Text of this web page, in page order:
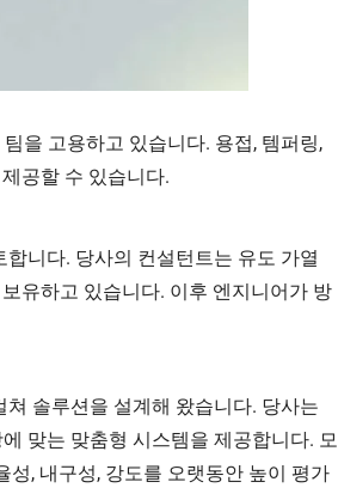
을 고용하고 있습니다. 용접, 템퍼링,
공할 수 있습니다.
니다. 당사의 컨설턴트는 유도 가열
유하고 있습니다. 이후 엔지니어가 방
솔루션을 설계해 왔습니다. 당사는
맞는 맞춤형 시스템을 제공합니다. 모
성, 내구성, 강도를 오랫동안 높이 평가